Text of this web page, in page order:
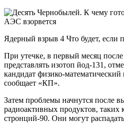
Ядерный взрыв 4 Что будет, если
При утечке, в первый месяц после
представлять изотоп йод-131,
кандидат физико-
сообщает «КП».
Затем проблемы начнутся после
радиоактивных продуктов, таких
стронций-90. Они могут